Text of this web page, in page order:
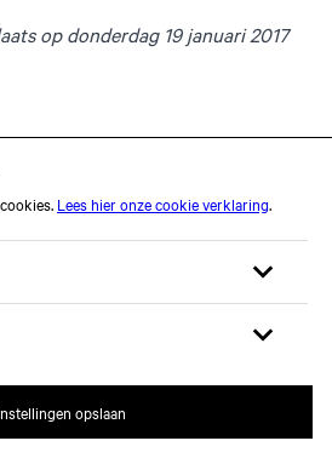
op donderdag 19 januari 2017